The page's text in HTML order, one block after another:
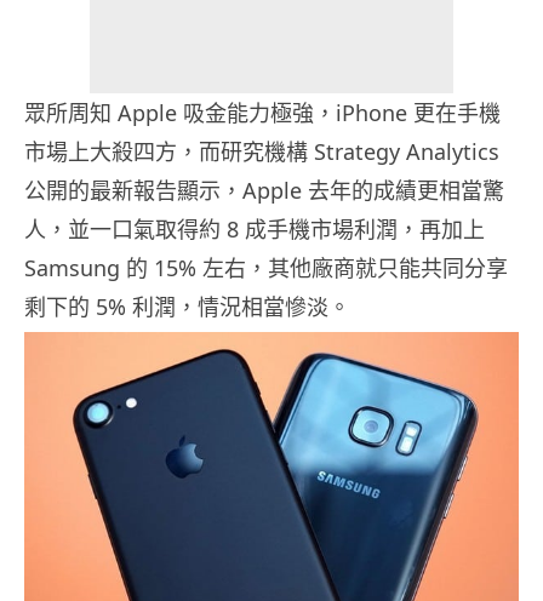
眾所周知 Apple 吸金能力極強，iPhone 更在手機
市場上大殺四方，而研究機構 Strategy Analytics
公開的最新報告顯示，Apple 去年的成績更相當驚
人，並一口氣取得約 8 成手機市場利潤，再加上
Samsung 的 15% 左右，其他廠商就只能共同分享
剩下的 5% 利潤，情況相當慘淡。